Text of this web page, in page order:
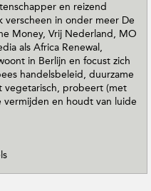
en reizend
verscheen in onder meer De
Money, Vrij Nederland, MO
als Africa Renewal,
in Berlijn en focust zich
handelsbeleid, duurzame
vegetarisch, probeert (met
vermijden en houdt van luide
o